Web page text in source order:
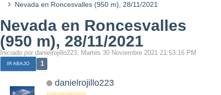
Nevada en Roncesvalles (950 m), 28/11/2021
Nevada en Roncesvalles
(950 m), 28/11/2021
Iniciado por danielrojillo223, Martes 30 Noviembre 2021 21:53:16 PM
IR ABAJO 1
danielrojillo223